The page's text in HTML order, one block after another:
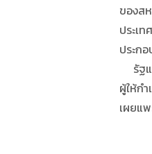
ของส
ประเ
ประก
รัฐแ
ผู้ให้ก
เผยแ